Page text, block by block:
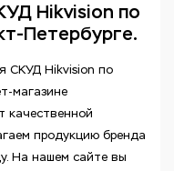
Hikvision по
Петербурге.
СКУД Hikvision по
магазине
качественной
продукцию бренда
На нашем сайте вы